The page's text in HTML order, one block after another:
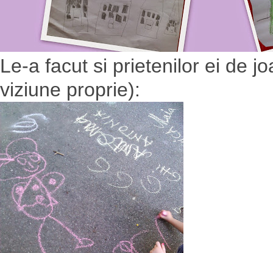
Le-a facut si prietenilor ei de
viziune proprie):